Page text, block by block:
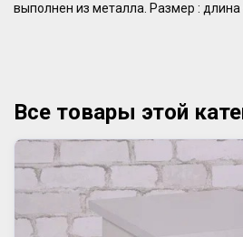
выполнен из металла. Размер : длина
Все товары этой